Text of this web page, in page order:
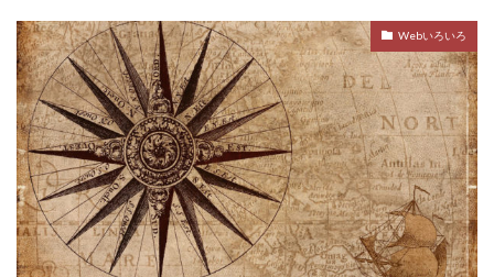
Webいろいろ